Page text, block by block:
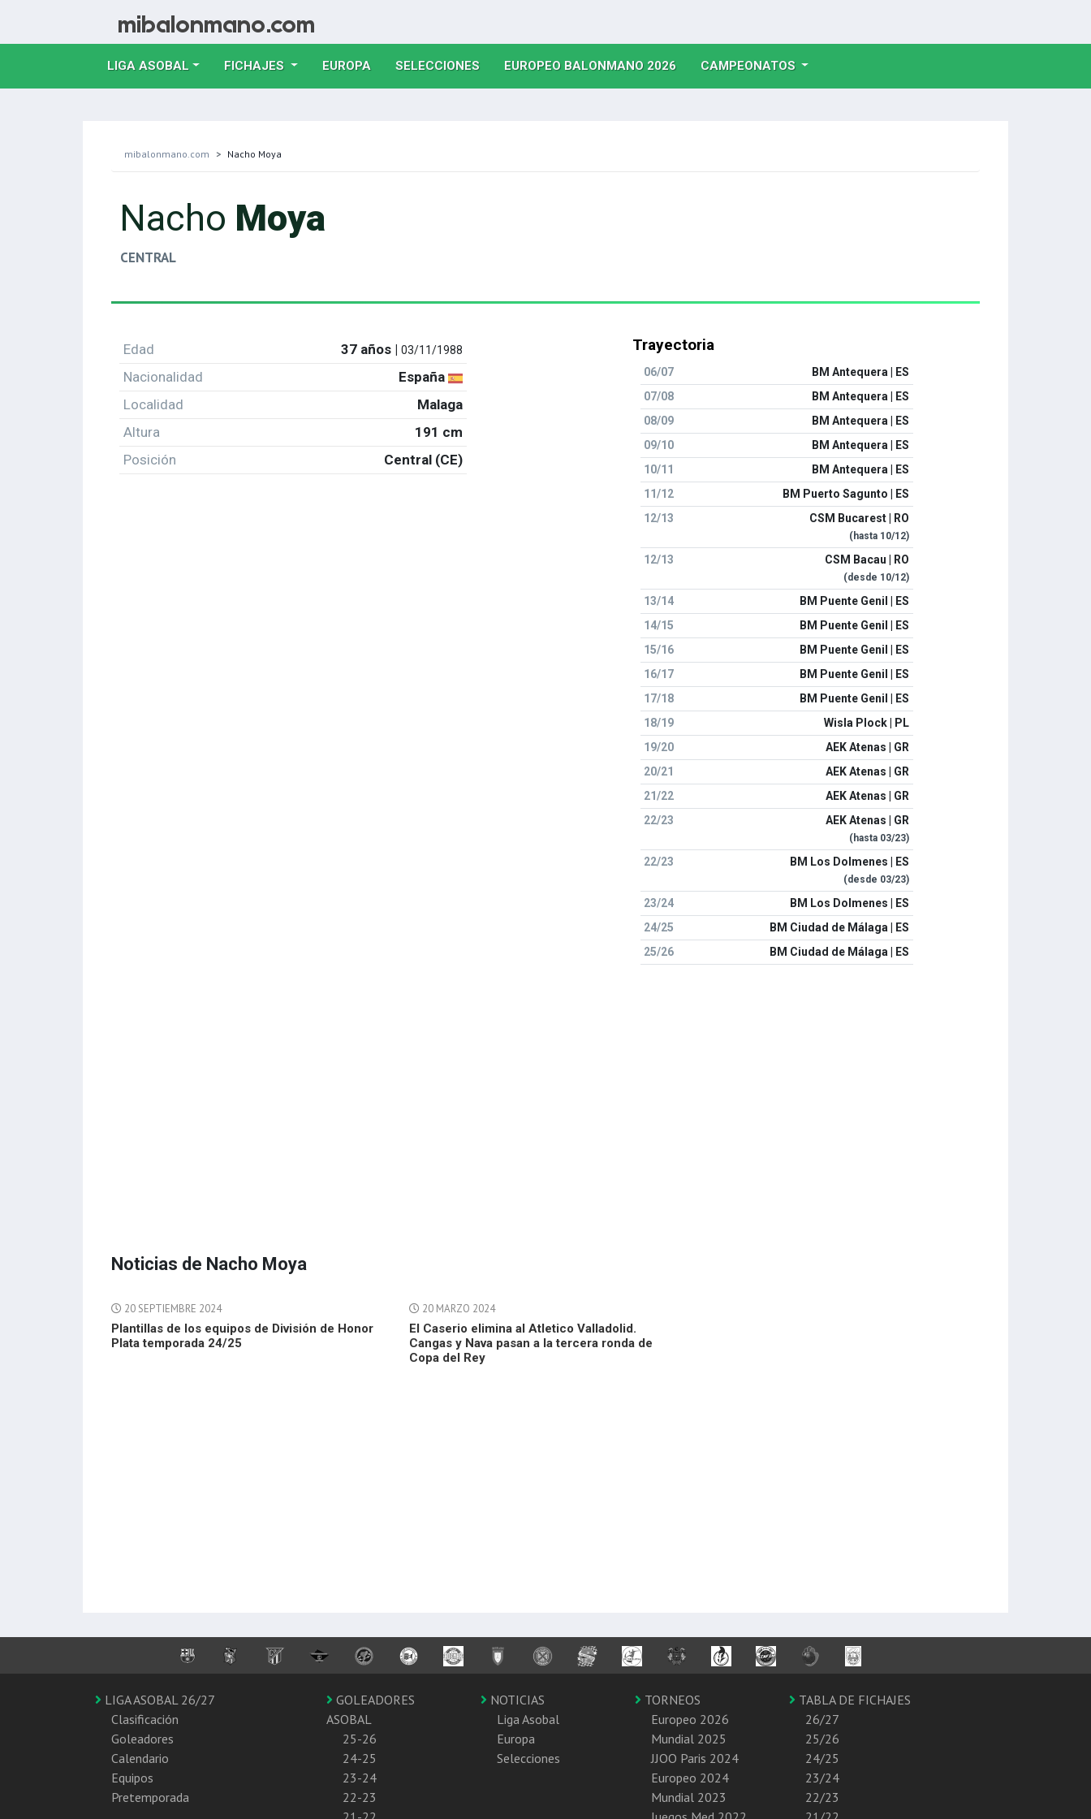
LIGA ASOBAL FICHAJES EUROPA(CURRENT)
SELECCIONES(CURRENT)
EUROPEO BALONMANO 2026(CURRENT)
CAMPEONATOS
mibalonmano.com Nacho Moya
Nacho Moya
CENTRAL
Edad 37 años |03/11/1988
Nacionalidad
España
Localidad
Malaga
Altura
191 cm
Posición
Central (CE)
Trayectoria
06/07
BM Antequera | ES
07/08
BM Antequera | ES
08/09
BM Antequera | ES
09/10
BM Antequera | ES
10/11
BM Antequera | ES
11/12
BM Puerto Sagunto | ES
12/13
CSM Bucarest | RO
(hasta 10/12)
12/13 CSM Bacau | RO
(desde 10/12)
13/14
BM Puente Genil | ES
14/15
BM Puente Genil | ES
15/16
BM Puente Genil | ES
16/17
BM Puente Genil | ES
17/18
BM Puente Genil | ES
18/19
Wisla Plock | PL
19/20
AEK Atenas | GR
20/21
AEK Atenas | GR
21/22
AEK Atenas | GR
22/23
AEK Atenas | GR
(hasta 03/23)
22/23 BM Los Dolmenes | ES
(desde 03/23)
23/24
BM Los Dolmenes | ES
24/25
BM Ciudad de Málaga | ES
25/26
BM Ciudad de Málaga | ES
Noticias de Nacho Moya
20 SEPTIEMBRE 2024
Plantillas de los equipos de División de Honor
Plata temporada 24/25
20 MARZO 2024
El Caserio elimina al Atletico Valladolid.
Cangas y Nava pasan a la tercera ronda de
Copa del Rey
LIGA ASOBAL 26/27
Clasificación
Goleadores
Calendario
Equipos
Pretemporada
GOLEADORES
ASOBAL
25-26
24-25
23-24
22-23
NOTICIAS
Liga Asobal
Europa
Selecciones
TORNEOS
Europeo 2026
Mundial 2025
JJOO Paris 2024
Europeo 2024
Mundial 2023
TABLA DE FICHAJES
26/27
25/26
24/25
23/24
22/23